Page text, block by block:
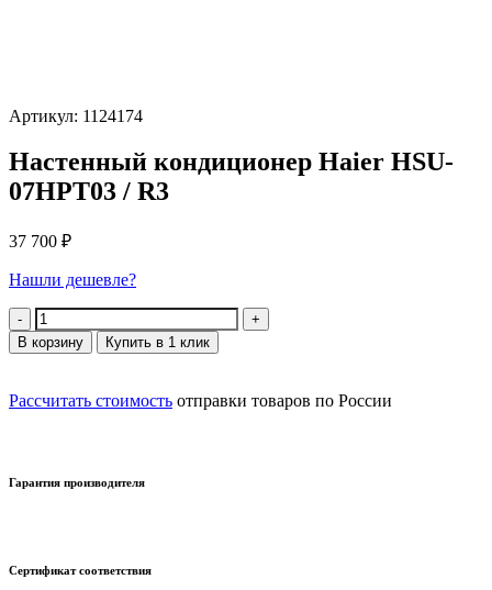
Артикул: 1124174
Настенный кондиционер Haier HSU-
07HPT03 / R3
37 700 ₽
Нашли дешевле?
Количество
В корзину Купить в 1 клик
Рассчитать стоимость отправки товаров по России
Гарантия производителя
Сертификат соответствия